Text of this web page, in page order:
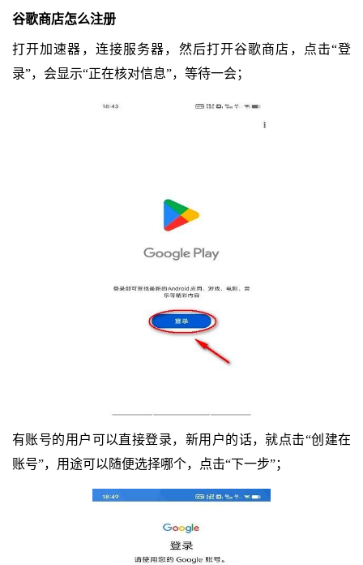
谷歌商店怎么注册
打开加速器，连接服务器，然后打开谷歌商店，点击“登
录”，会显示“正在核对信息”，等待一会；
有账号的用户可以直接登录，新用户的话，就点击“创建在
账号”，用途可以随便选择哪个，点击“下一步”；